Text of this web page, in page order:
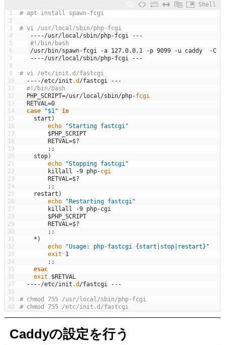
Shell
1
2
3
4
5
6
7
8
9
10
11
12
13
14
15
16
17
18
19
20
21
22
23
24
25
26
27
28
29
30
31
32
33
34
35
36
37
38
39
40
# apt install spawn-fcgi
# vi /usr/local/sbin/php-fcgi
-- --/usr/local /sbin/php-fcgi -- -
#!/bin/bash
/usr/bin/spawn-fcgi -a 127.0.0.1 -p 9099 -u caddy -C
-- --/usr/local /sbin/php-fcgi -- -
# vi /etc/init.d/fastcgi
-- --/etc/init .d /fastcgi -- -
#!/bin/bash
PHP_SCRIPT=/usr/local /sbin/php-fcgi
RETVAL =0
case
"$1"
in
start )
echo
"Starting fastcgi"
$PHP_SCRIPT
RETVAL =$?
; ;
stop)
echo
"Stopping fastcgi"
killall
-9 php-cgi
RETVAL =$?
; ;
restart )
echo
"Restarting fastcgi"
killall
-9 php-cgi
$PHP_SCRIPT
RETVAL =$?
; ;
* )
echo
"Usage: php-fastcgi {start|stop|restart}"
exit
1
; ;
esac
exit
$RETVAL
-- --/etc/init .d /fastcgi -- -
# chmod 755 /usr/local/sbin/php-fcgi
# chmod 755 /etc/init.d/fastcgi
Caddyの設定を行う